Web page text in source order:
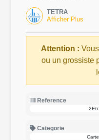
TETRA
Afficher Plus
Attention :
ou un grossiste
Reference
Categorie